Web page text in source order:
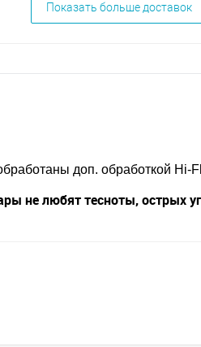
Показать больше доставок
доп. обработкой Hi-
не любят тесноты, острых